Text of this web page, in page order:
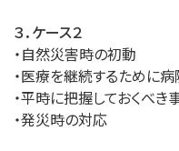
３．ケース２
・自然災害時の初動
・医療を継続するために
・平時に把握しておくべき
・発災時の対応